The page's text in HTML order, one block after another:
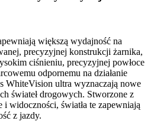
większą wydajność na
precyzyjnej konstrukcji żarnika,
ciśnieniu, precyzyjnej powłoce
odpornemu na działanie
WhiteVision ultra wyznaczają nowe
świateł drogowych. Stworzone z
widoczności, światła te zapewniają
z jazdy.